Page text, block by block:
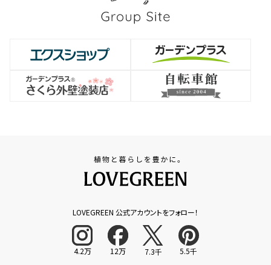
LOVEGREEN 公式アカウントをフォロー！
4.2万 12万 7.3千 5.5千